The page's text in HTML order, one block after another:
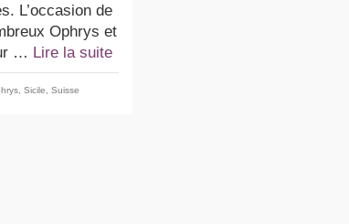
L’occasion de
Ophrys et
… Lire la suite
,Sicile,Suisse